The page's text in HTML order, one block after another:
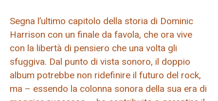
Segna l’ultimo capitolo della storia di Dominic
Harrison con un finale da favola, che ora vive
con la libertà di pensiero che una volta gli
sfuggiva. Dal punto di vista sonoro, il doppio
album potrebbe non ridefinire il futuro del rock,
ma – essendo la colonna sonora della sua era di